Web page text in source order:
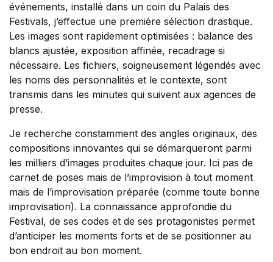
événements, installé dans un coin du Palais des
Festivals, j’effectue une première sélection drastique.
Les images sont rapidement optimisées : balance des
blancs ajustée, exposition affinée, recadrage si
nécessaire. Les fichiers, soigneusement légendés avec
les noms des personnalités et le contexte, sont
transmis dans les minutes qui suivent aux agences de
presse.
Je recherche constamment des angles originaux, des
compositions innovantes qui se démarqueront parmi
les milliers d’images produites chaque jour. Ici pas de
carnet de poses mais de l’improvision à tout moment
mais de l’improvisation préparée (comme toute bonne
improvisation). La connaissance approfondie du
Festival, de ses codes et de ses protagonistes permet
d’anticiper les moments forts et de se positionner au
bon endroit au bon moment.